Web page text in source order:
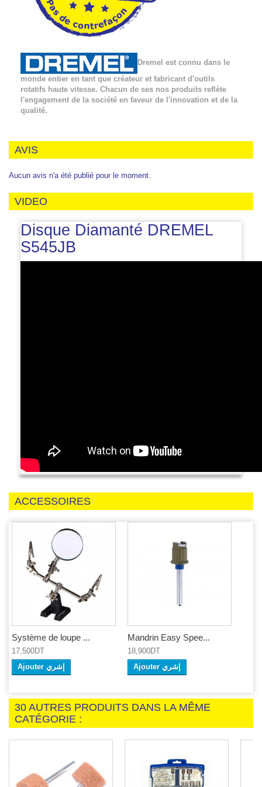
Dremel est connu dans le
monde entier en tant que créateur et fabricant d'outils
rotatifs haute vitesse. Chacun de ses nos produits reflète
l'engagement de la société en faveur de l'innovation et de la
qualité.
AVIS
Aucun avis n'a été publié pour le moment.
VIDEO
Disque Diamanté DREMEL
S545JB
ACCESSOIRES
Système de loupe ...
17,500DT
Ajouter إشري
Mandrin Easy Spee...
18,900DT
Ajouter إشري
30 AUTRES PRODUITS DANS LA MÊME
CATÉGORIE :